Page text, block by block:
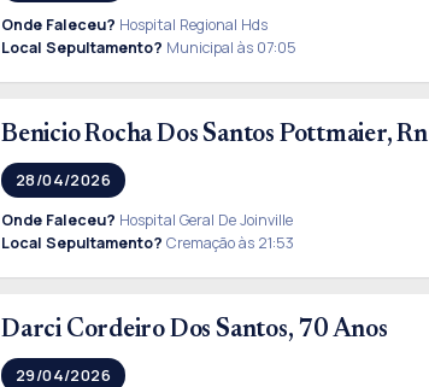
Onde Faleceu? Hospital Regional Hds
Local Sepultamento? Municipal às 07:05
Benicio Rocha Dos Santos Pottmaier, Rn
28/04/2026
Onde Faleceu? Hospital Geral De Joinville
Local Sepultamento? Cremação às 21:53
Darci Cordeiro Dos Santos, 70 Anos
29/04/2026